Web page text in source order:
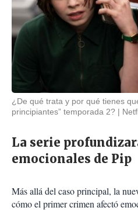
¿De qué trata y por qué tienes
principiantes” temporada 2?
La serie
emocionales de Pip
Más allá del caso principal, la
cómo el primer crimen afectó